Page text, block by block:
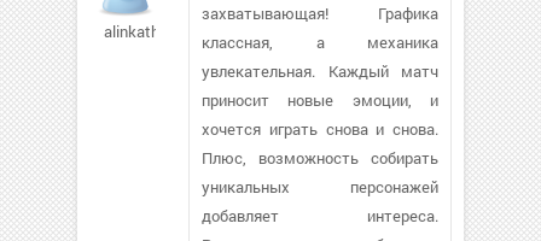
alinkath694
захватывающая! Графика
классная, а механика
увлекательная. Каждый матч
приносит новые эмоции, и
хочется играть снова и снова.
Плюс, возможность собирать
уникальных персонажей
добавляет интереса.